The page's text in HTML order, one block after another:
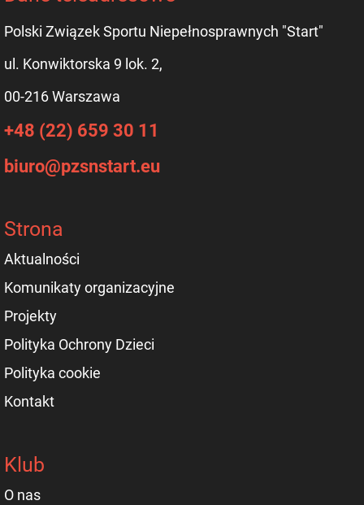
Polski Związek Sportu Niepełnosprawnych "Start"
ul. Konwiktorska 9 lok. 2,
00-216 Warszawa
+48 (22) 659 30 11
biuro@pzsnstart.eu
Strona
Aktualności
Komunikaty organizacyjne
Projekty
Polityka Ochrony Dzieci
Polityka cookie
Kontakt
Klub
O nas